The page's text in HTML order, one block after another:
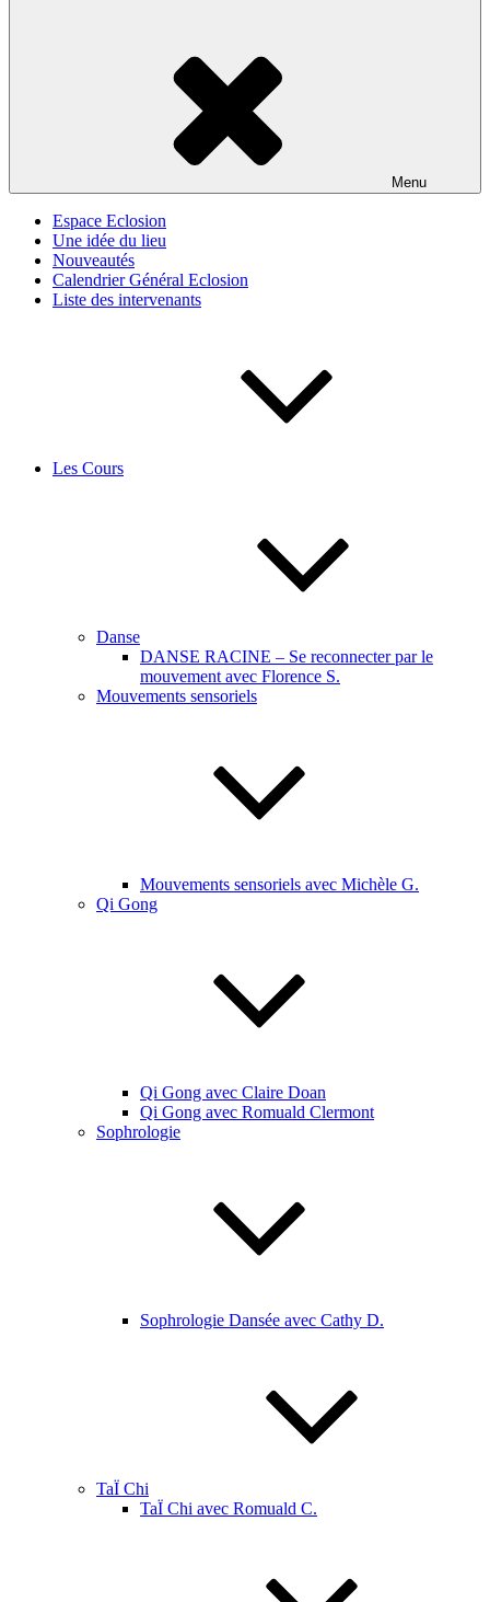
Menu
Espace Eclosion
Une idée du lieu
Nouveautés
Calendrier Général Eclosion
Liste des intervenants
Les Cours
Danse
DANSE RACINE – Se reconnecter par le
mouvement avec Florence S.
Mouvements sensoriels
Mouvements sensoriels avec Michèle G.
Qi Gong
Qi Gong avec Claire Doan
Qi Gong avec Romuald Clermont
Sophrologie
Sophrologie Dansée avec Cathy D.
TaÏ Chi
TaÏ Chi avec Romuald C.